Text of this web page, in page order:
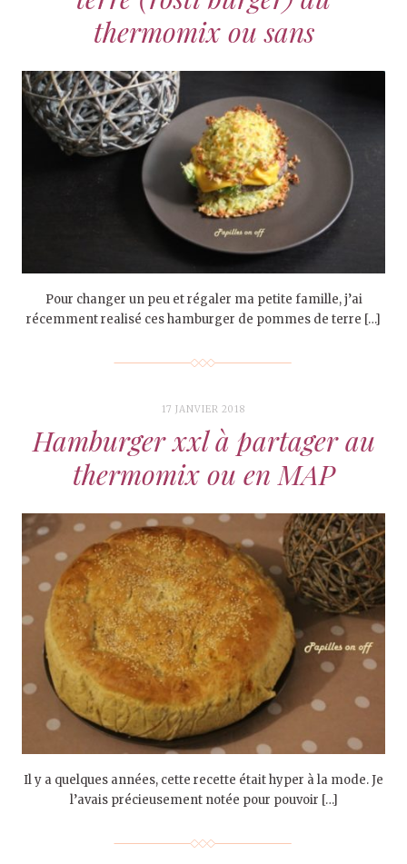
thermomix ou sans
Pour changer un peu et régaler ma petite famille, j’ai
récemment realisé ces hamburger de pommes de terre […]
17 JANVIER 2018
Hamburger xxl à partager au
thermomix ou en MAP
Il y a quelques années, cette recette était hyper à la mode. Je
l’avais précieusement notée pour pouvoir […]